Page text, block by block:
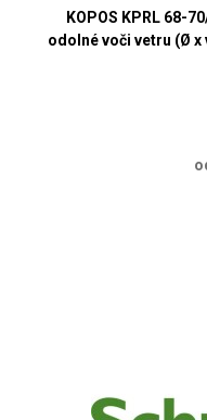
KOPOS KPRL 68-
odolné voči vetru (Ø x